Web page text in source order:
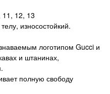
12, 13
износостойкий.
логотипом Gucci и
и штанинах,
полную свободу